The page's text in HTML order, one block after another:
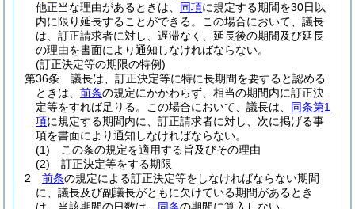
他正当な理由があるときは、 同項に規定する期間を30日以
内に限り延長することができる。
この場合において、議長
は、訂正請求者に対し、遅滞なく、延長後の期間及び延長
の理由を書面により通知しなければならない。
(訂正決定等の期限の特例)
第36条
議長は、訂正決定等に特に長期間を要すると認める
ときは、 前条の規定にかかわらず、相当の期間内に訂正決
定等をすれば足りる。
この場合において、議長は、 同条第1
項に規定する期間内に、訂正請求者に対し、次に掲げる事
項を書面により通知しなければならない。
(1)
この条の規定を適用する旨及びその理由
(2)
訂正決定等をする期限
2
前条の規定による訂正決定等をしなければならない期間
に、議長及び副議長がともに欠けている期間があるとき